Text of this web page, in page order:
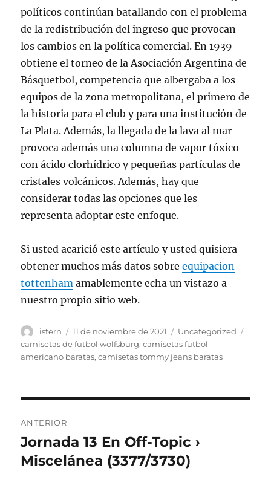
políticos continúan batallando con el problema
de la redistribución del ingreso que provocan
los cambios en la política comercial. En 1939
obtiene el torneo de la Asociación Argentina de
Básquetbol, competencia que albergaba a los
equipos de la zona metropolitana, el primero de
la historia para el club y para una institución de
La Plata. Además, la llegada de la lava al mar
provoca además una columna de vapor tóxico
con ácido clorhídrico y pequeñas partículas de
cristales volcánicos. Además, hay que
considerar todas las opciones que les
representa adoptar este enfoque.
Si usted acarició este artículo y usted quisiera
obtener muchos más datos sobreequipacion
tottenham amablemente echa un vistazo a
nuestro propio sitio web.
Autor
istern
Publicado
el
11 de noviembre de 2021 Categorías
Uncategorized
camisetas de futbol wolfsburg,camisetas futbol
americano baratas,camisetas tommy jeans baratas
de
entradas
ANTERIOR
Entrada
anterior:
Jornada 13 En Off-Topic ›
Miscelánea (3377/3730)